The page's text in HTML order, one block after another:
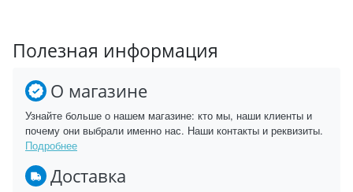
Полезная информация
О магазине
Узнайте больше о нашем магазине: кто мы, наши клиенты и
почему они выбрали именно нас. Наши контакты и реквизиты.
Подробнее
Доставка